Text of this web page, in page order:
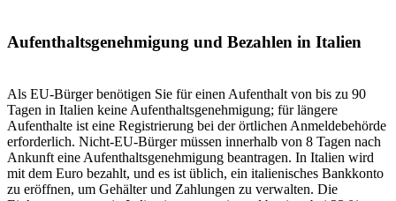
Aufenthaltsgenehmigung und Bezahlen in Italien
Als EU-Bürger benötigen Sie für einen Aufenthalt von bis zu 90
Tagen in Italien keine Aufenthaltsgenehmigung; für längere
Aufenthalte ist eine Registrierung bei der örtlichen Anmeldebehörde
erforderlich. Nicht-EU-Bürger müssen innerhalb von 8 Tagen nach
Ankunft eine Aufenthaltsgenehmigung beantragen. In Italien wird
mit dem Euro bezahlt, und es ist üblich, ein italienisches Bankkonto
zu eröffnen, um Gehälter und Zahlungen zu verwalten. Die